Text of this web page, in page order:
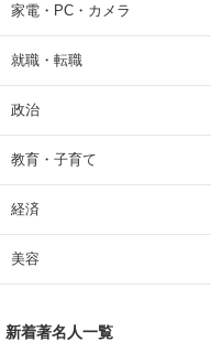
家電・PC・カメラ
就職・転職
政治
教育・子育て
経済
美容
新着著名人一覧